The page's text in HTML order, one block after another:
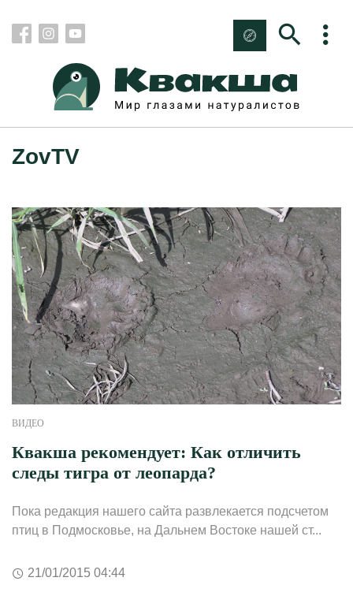
ZovTV
ВИДЕО
Квакша рекомендует: Как отличить
следы тигра от леопарда?
Пока редакция нашего сайта развлекается подсчетом
птиц в Подмосковье, на Дальнем Востоке нашей ст...
21/01/2015 04:44